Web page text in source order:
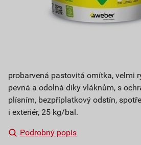
probarvená pastovitá omítka, velmi
pevná a odolná díky vláknům, s
plísním, bezpříplatkový odstín,
i exteriér, 25 kg/bal.
Podrobný popis